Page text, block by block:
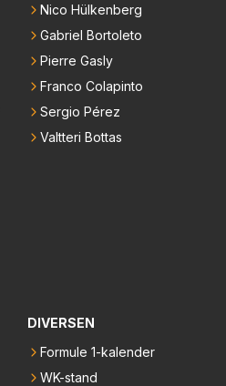
Nico Hülkenberg
Gabriel Bortoleto
Pierre Gasly
Franco Colapinto
Sergio Pérez
Valtteri Bottas
DIVERSEN
Formule 1-kalender
WK-stand